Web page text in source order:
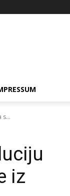
s...
iz